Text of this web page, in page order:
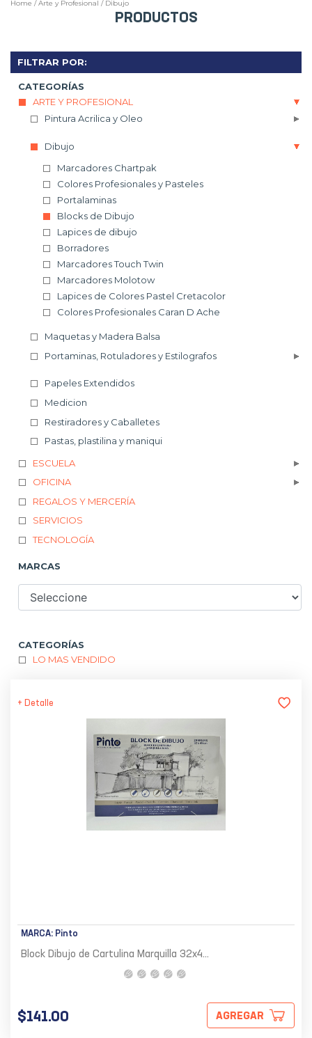
Home /Arte y Profesional / Dibujo
PRODUCTOS
FILTRAR POR:
CATEGORÍAS
ARTE Y PROFESIONAL
Pintura Acrilica y Oleo
Dibujo
Marcadores Chartpak
Colores Profesionales y Pasteles
Portalaminas
Blocks de Dibujo
Lapices de dibujo
Borradores
Marcadores Touch Twin
Marcadores Molotow
Lapices de Colores Pastel Cretacolor
Colores Profesionales Caran D Ache
Maquetas y Madera Balsa
Portaminas, Rotuladores y Estilografos
Papeles Extendidos
Medicion
Restiradores y Caballetes
Pastas, plastilina y maniqui
ESCUELA
OFICINA
REGALOS Y MERCERÍA
SERVICIOS
TECNOLOGÍA
MARCAS
CATEGORÍAS
LO MAS VENDIDO
+ Detalle
MARCA: Pinto
Block Dibujo de Cartulina Marquilla 32x4...
$141.00 AGREGAR